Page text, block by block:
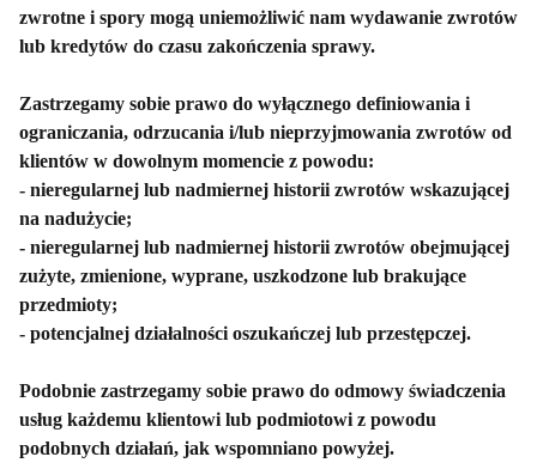
zwrotne i spory mogą uniemożliwić nam wydawanie zwrotów
lub kredytów do czasu zakończenia sprawy.
Zastrzegamy sobie prawo do wyłącznego definiowania i
ograniczania, odrzucania i/lub nieprzyjmowania zwrotów od
klientów w dowolnym momencie z powodu:
- nieregularnej lub nadmiernej historii zwrotów wskazującej
na nadużycie;
- nieregularnej lub nadmiernej historii zwrotów obejmującej
zużyte, zmienione, wyprane, uszkodzone lub brakujące
przedmioty;
- potencjalnej działalności oszukańczej lub przestępczej.
Podobnie zastrzegamy sobie prawo do odmowy świadczenia
usług każdemu klientowi lub podmiotowi z powodu
podobnych działań, jak wspomniano powyżej.